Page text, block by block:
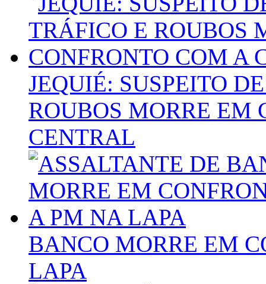
JEQUIÉ: SUSPEITO
ROUBOS MORRE EM
CENTRAL
BANCO MORRE EM
LAPA